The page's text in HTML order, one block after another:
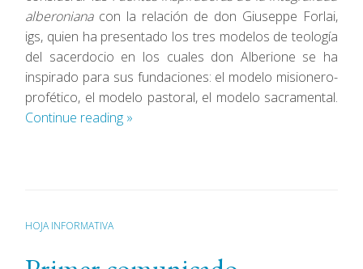
alberoniana con la relación de don Giuseppe Forlai,
igs, quien ha presentado los tres modelos de teología
del sacerdocio en los cuales don Alberione se ha
inspirado para sus fundaciones: el modelo misionero-
profético, el modelo pastoral, el modelo sacramental.
Continue reading »
HOJA INFORMATIVA